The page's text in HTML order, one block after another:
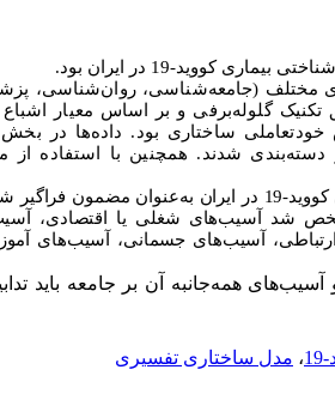
کووید-19 در ایران بود.
مختلف (جامعه‌شناسی، روان‌شناسی،
گلوله‌برفی و بر اساس معیار اشباع
خودتعاملی ساختاری بود. داده‌ها در
شدند. همچنین با استفاده از
شدند و مشخص شد آسیب‌های شغلی یا
آسیب‌های جسمانی، آسیب‌های
بیماری کووید-19 و تأثیرات و آسیب‌های همه‌جانبه آن بر
، مدل ساختاری تفسیری